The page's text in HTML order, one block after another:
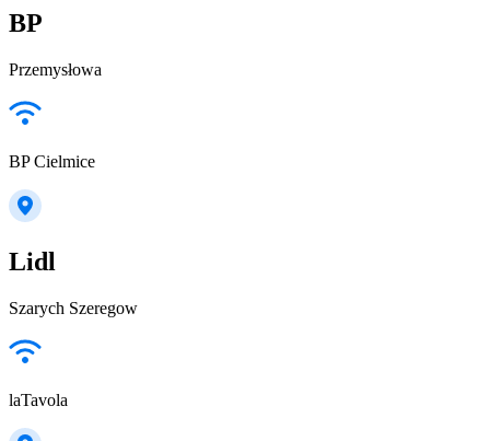
BP
Przemysłowa
BP Cielmice
Lidl
Szarych Szeregow
laTavola